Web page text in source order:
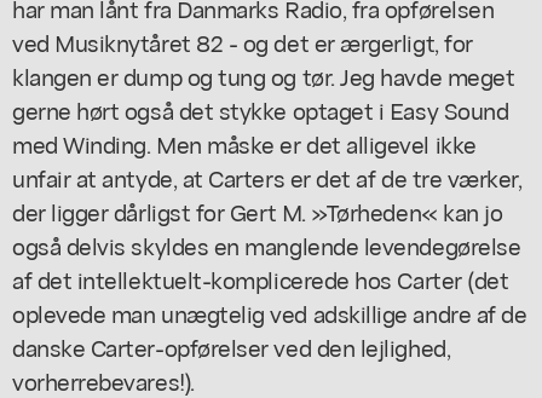
har man lånt fra Danmarks Radio, fra opførelsen
ved Musiknytåret 82 - og det er ærgerligt, for
klangen er dump og tung og tør. Jeg havde meget
gerne hørt også det stykke optaget i Easy Sound
med Winding. Men måske er det alligevel ikke
unfair at antyde, at Carters er det af de tre værker,
der ligger dårligst for Gert M. »Tørheden« kan jo
også delvis skyldes en manglende levendegørelse
af det intellektuelt-komplicerede hos Carter (det
oplevede man unægtelig ved adskillige andre af de
danske Carter-opførelser ved den lejlighed,
vorherrebevares!).